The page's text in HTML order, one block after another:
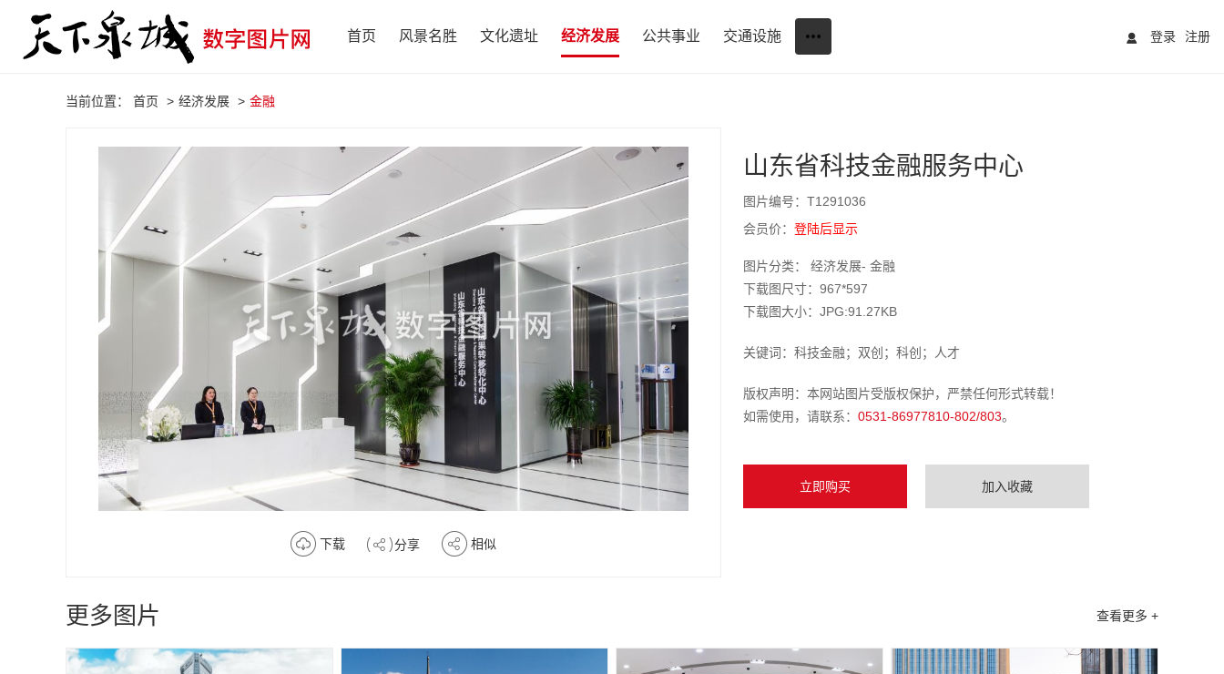
首页 风景名胜 文化遗址 经济发展 公共事业 交通设施 登录 注册
当前位置： 首页 > 经济发展 > 金融
下载 分享 相似
山东省科技金融服务中心
图片编号：T1291036
会员价： 登陆后显示
图片分类： 经济发展- 金融
下载图尺寸：967*597
下载图大小：JPG:91.27KB
关键词：科技金融；双创；科创；人才
版权声明：本网站图片受版权保护，严禁任何形式转载！
如需使用，请联系： 0531-86977810-802/803。
立即购买 加入收藏
查看更多 +
更多图片